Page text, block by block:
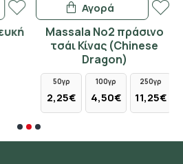
Massala No2 πράσινο
τσάι Κίνας (Chinese
Dragon)
50γρ
2,25€
100γρ
4,50€
250γρ
11,25€
Αγορά